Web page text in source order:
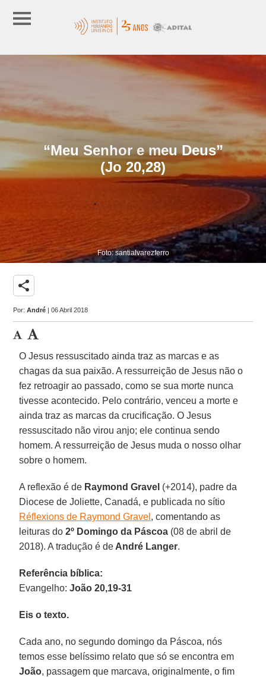
“Meu Senhor e meu Deus”
(Jo 20,28)
Foto: santialvarezferro
share
Por:André | 06 Abril 2018
O Jesus ressuscitado ainda traz as marcas e as
chagas da sua paixão. A ressurreição de Jesus não o
fez retroagir ao passado, como se sua morte nunca
tivesse acontecido. Pelo contrário, venceu a morte e
ainda traz as marcas da crucificação. O Jesus
ressuscitado não virou anjo; ele continua sendo
homem. A ressurreição de Jesus muda o nosso olhar
sobre o homem.
A reflexão é de Raymond Gravel (+2014), padre da
Diocese de Joliette, Canadá, e publicada no sítio
Réflexions de Raymond Gravel , comentando as
leituras do2º Domingo da Páscoa (08 de abril de
2018). A tradução é de André Langer.
Referência bíblica:
Evangelho: João 20,19-31
Eis o texto.
Cada ano, no segundo domingo da Páscoa, nós
temos esse belíssimo relato que só se encontra em
João, passagem que marcava, originalmente, o fim